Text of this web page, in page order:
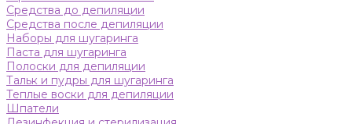
Средства до депиляции
Средства после депиляции
Наборы для шугаринга
Паста для шугаринга
Полоски для депиляции
Тальк и пудры для шугаринга
Теплые воски для депиляции
Шпатели